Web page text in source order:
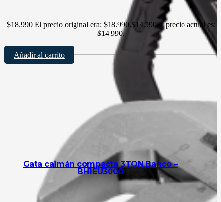
$18.990 El precio original era: $18.990.$14.990El precio actual es:
$14.990.
Añadir al carrito
Gata caimán compacta 3TON Bahco –
BH1EU3000